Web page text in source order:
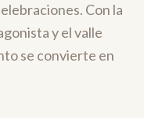
Con la
y el valle
se convierte en